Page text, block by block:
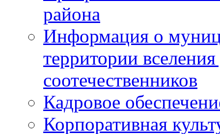
района
Информация о
территории
соотечественников
Кадровое
Корпоративная